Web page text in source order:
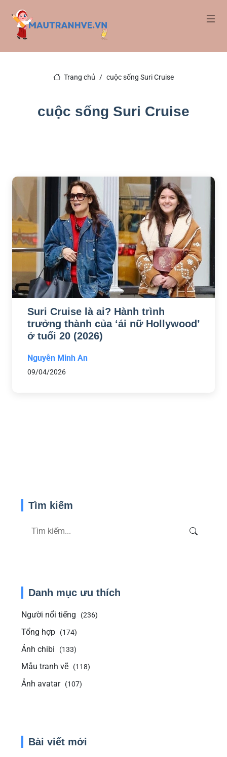
Trang chủ cuộc sống Suri Cruise
cuộc sống Suri Cruise
Suri Cruise là ai? Hành trình
trưởng thành của ‘ái nữ Hollywood’
ở tuổi 20 (2026)
Nguyễn Minh An
09/04/2026
Tìm kiếm
Danh mục ưu thích
Người nổi tiếng (236)
Tổng hợp (174)
Ảnh chibi (133)
Mẫu tranh vẽ (118)
Ảnh avatar (107)
Bài viết mới